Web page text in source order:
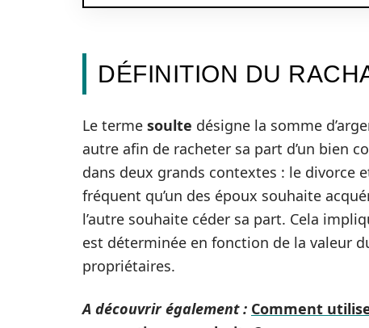
DÉFINITION DU
Le terme soulte désigne la somme
autre afin de racheter sa part d’un bien
dans deux grands contextes : le divorce
fréquent qu’un des époux souhaite
l’autre souhaite céder sa part. Cela
est déterminée en fonction de la valeur
propriétaires.
A découvrir également : Comment